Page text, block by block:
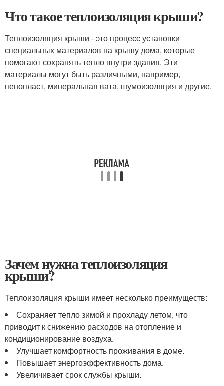
Что такое теплоизоляция крыши?
Теплоизоляция крыши - это процесс установки
специальных материалов на крышу дома, которые
помогают сохранять тепло внутри здания. Эти
материалы могут быть различными, например,
пенопласт, минеральная вата, шумоизоляция и другие.
Зачем нужна теплоизоляция
крыши?
Теплоизоляция крыши имеет несколько преимуществ:
Сохраняет тепло зимой и прохладу летом, что
приводит к снижению расходов на отопление и
кондиционирование воздуха.
Улучшает комфортность проживания в доме.
Повышает энергоэффективность дома.
Увеличивает срок службы крыши.